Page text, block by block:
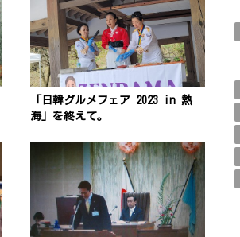
「日韓グルメフェア 2023 in 熱
海」を終えて。